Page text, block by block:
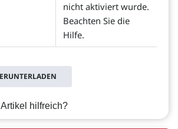
nicht aktiviert wurde.
Beachten Sie die
Hilfe.
hilfreich?